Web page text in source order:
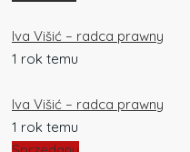
Iva Višić – radca prawny
1 rok temu
Iva Višić – radca prawny
1 rok temu